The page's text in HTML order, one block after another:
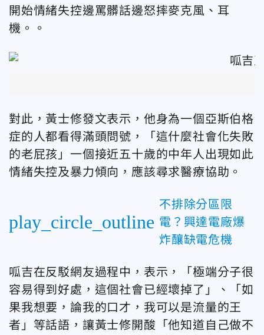
開始情緒失控邊罵髒話邊怒摔麥克風、耳
機。。
對此，黃士修發文表示，他身為一個亞斯伯格
症的人都看得滿頭問號，「這什麼社會化失敗
的老屁孩」一個接近五十歲的中年人出現如此
情緒失控及暴力傾向，應該尋求醫療協助。
play_circle_outline
不排除分區限
電？興達電廠爆
炸釀缺電危機
呱吉在反駁網友過程中，表示，「極端分子很
容易得到好處，這個社會已經壞掉了」、「如
果我想要，論我的口才，我可以是流量的王
者」等話語，讓黃士修開酸「他知道自己做不